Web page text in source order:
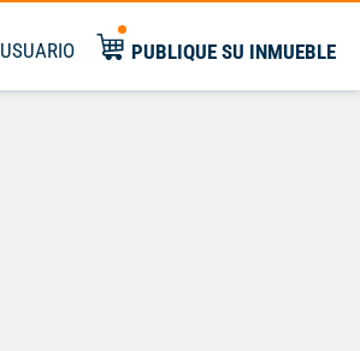
USUARIO PUBLIQUE SU INMUEBLE